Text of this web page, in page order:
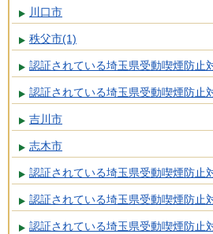
川口市
秩父市(1)
認証されている埼玉県受動喫煙防止
認証されている埼玉県受動喫煙防止
吉川市
志木市
認証されている埼玉県受動喫煙防止
認証されている埼玉県受動喫煙防止
認証されている埼玉県受動喫煙防止